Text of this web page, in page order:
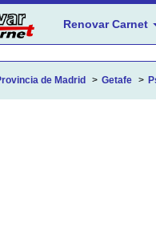
Renovar Carnet
de Madrid Getafe